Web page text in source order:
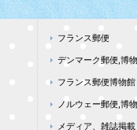
フランス郵便
デンマーク郵便,博
フランス郵便博物館
ノルウェー郵便,博
メディア、雑誌掲載